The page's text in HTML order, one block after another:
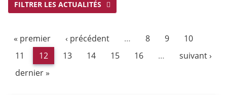
FILTRER LES ACTUALITÉS
« premier ‹ précédent … 8 9
10
11
12 13 14 15 16 …
suivant ›
dernier »